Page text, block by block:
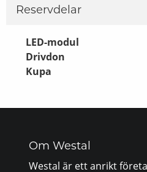
Reservdelar
LED-modul
Drivdon
Kupa
Om Westal
Westal är ett anrikt